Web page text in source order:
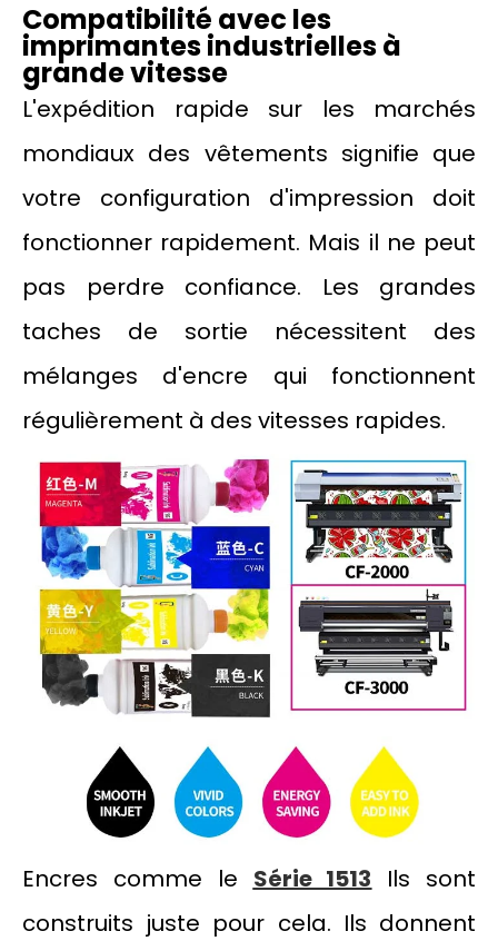
Compatibilité avec les
imprimantes industrielles à
grande vitesse
L'expédition rapide sur les marchés
mondiaux des vêtements signifie que
votre configuration d'impression doit
fonctionner rapidement. Mais il ne peut
pas perdre confiance. Les grandes
taches de sortie nécessitent des
mélanges d'encre qui fonctionnent
régulièrement à des vitesses rapides.
Encres comme le Série 1513 Ils sont
construits juste pour cela. Ils donnent